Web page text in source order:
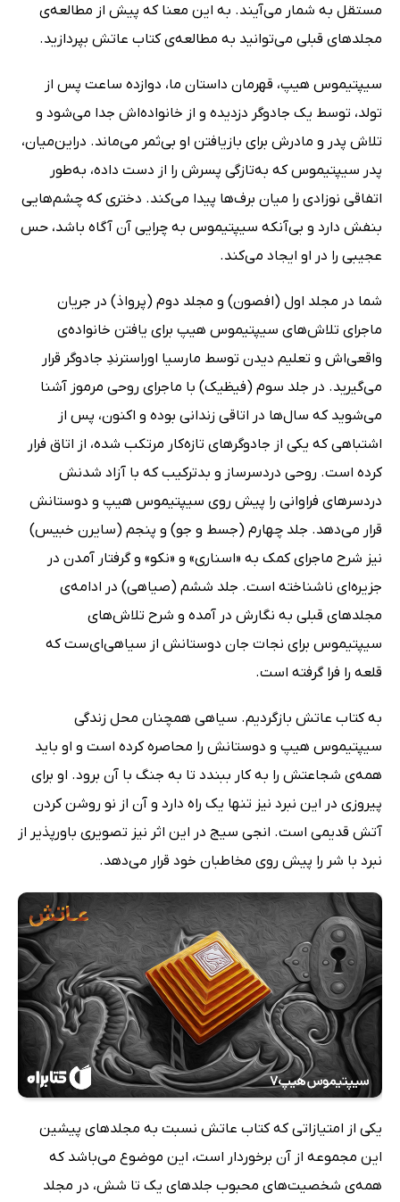
مستقل به شمار می‌آیند. به این معنا که پیش از مطالعه‌ی
مجلدهای قبلی می‌توانید به مطالعه‌ی کتاب عاتش بپردازید.
سیپتیموس هیپ، قهرمان داستان ما، دوازده ساعت پس از
تولد، توسط یک جادوگر دزدیده و از خانواده‌اش جدا می‌شود و
تلاش پدر و مادرش برای بازیافتن او بی‌ثمر می‌ماند. دراین‌میان،
پدر سیپتیموس که به‌تازگی پسرش را از دست داده، به‌طور
اتفاقی نوزادی را میان برف‌ها پیدا می‌کند. دختری که چشم‌هایی
بنفش دارد و بی‌آنکه سیپتیموس به چرایی آن آگاه باشد، حس
عجیبی را در او ایجاد می‌کند.
شما در مجلد اول (افصون) و مجلد دوم (پرواذ) در جریان
ماجرای تلاش‌های سیپتیموس هیپ برای یافتن خانواده‌ی
واقعی‌اش و تعلیم دیدن توسط مارسیا اوراسترندِ جادوگر قرار
می‌گیرید. در جلد سوم (فیظیک) با ماجرای روحی مرموز آشنا
می‌شوید که سال‌ها در اتاقی زندانی بوده و اکنون، پس از
اشتباهی که یکی از جادوگرهای تازه‌کار مرتکب شده، از اتاق فرار
کرده است. روحی دردسرساز و بدترکیب که با آزاد شدنش
دردسرهای فراوانی را پیش روی سیپتیموس هیپ و دوستانش
قرار می‌دهد. جلد چهارم (جسط و جو) و پنجم (سایرن خبیس)
نیز شرح ماجرای کمک به «اسناری» و «نکو» و گرفتار آمدن در
جزیره‌ای ناشناخته است. جلد ششم (صیاهی) در ادامه‌ی
مجلدهای قبلی به نگارش در آمده و شرح تلاش‌های
سیپتیموس برای نجات جان دوستانش از سیاهی‌ای‌ست که
قلعه را فرا گرفته است.
به کتاب عاتش بازگردیم. سیاهی همچنان محل زندگی
سیپتیموس هیپ و دوستانش را محاصره کرده است و او باید
همه‌ی شجاعتش را به کار ببندد تا به جنگ با آن برود. او برای
پیروزی در این نبرد نیز تنها یک راه دارد و آن از نو روشن کردن
آتش قدیمی است. انجی سیج در این اثر نیز تصویری باورپذیر از
نبرد با شر را پیش روی مخاطبان خود قرار می‌دهد.
یکی از امتیازاتی که کتاب عاتش نسبت به مجلدهای پیشین
این مجموعه از آن برخوردار است، این موضوع می‌باشد که
همه‌ی شخصیت‌های محبوب جلدهای یک تا شش، در مجلد